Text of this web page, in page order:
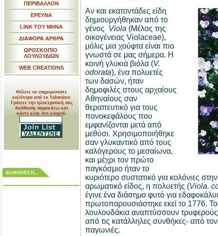
ΠΕΡΙΒΑΛΛΟΝ
ΕΡΕΥΝΑ
LINK TOY MHNA
ΔΙΑΦΟΡΑ ΑΡΘΡΑ
ΩΡΟΣΚΟΠΙΟ
ΛΟΥΛΟΥΔΙΩΝ
WEB CREATIONS
Θέλετε να ενημερώνεστε
καλύτερα από το Valentine;
Γράψτε την ηλεκτρονική σας
διεύθυνση παρακάτω και
κάντε κλικ στο κουμπί:
ΔΙΑΦΗΜΙΣΗ...
Αν και εκατοντάδες είδη
δημιουργήθηκαν από το
γένος Viola (Μέλος της
οικογένειας Violaceae),
μόλις μια χούφτα είναι πιο
γνωστά σε μας σήμερα. Η
κοινή γλυκιά βιόλα (V.
odorata), ένα πολυετές
των δασών, ήταν
δημοφιλές στους αρχαίους
Αθηναίους σαν
θεραπευτικό για τους
πονοκεφάλους που
εμφανίζονται μετά από
μεθύσι. Χρησιμοποιήθηκε
σαν γλυκαντικό από τους
καλόγερους το μεσαίωνα,
και μέχρι τον πρώτο
παγκόσμιο ήταν το
κυριότερο συστατικό για κολόνιες
αρωματικό είδος, η πολυετής (Viola.
έγινε ένα διάσημο φυτό για
πρωτοπαρουσιάστηκε εκεί το 1776.
λουλουδάκια αναπτύσσουν
από τις κατάλληλες συνθήκες- από
παγωνιές.